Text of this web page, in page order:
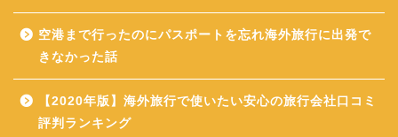
空港まで行ったのにパスポートを忘れ海外旅行に出発で
きなかった話
【2020年版】海外旅行で使いたい安心の旅行会社口コミ
評判ランキング